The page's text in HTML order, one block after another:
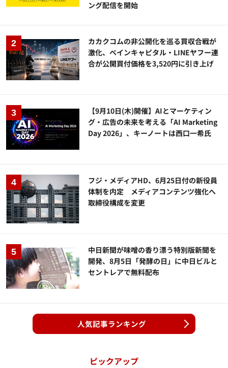
ング配信を開始
カカクコムの非公開化を巡る買収合戦が
激化、ベインキャピタル・LINEヤフー連
合が公開買付価格を3,520円に引き上げ
【9月10日(木)開催】AIとマーケティン
グ・広告の未来を考える「AI Marketing
Day 2026」、キーノートは西口一希氏
フジ・メディアHD、6月25日付の新役員
体制を内定 メディアコンテンツ強化へ
取締役構成を変更
中日新聞が味噌の香り漂う特別版新聞を
開発、8月5日「発酵の日」に中日ビルと
セントレアで無料配布
人気記事ランキング
ピックアップ